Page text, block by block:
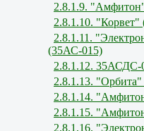
2.8.1.9.
2.8.1.10.
2.8.1.11.
(35АС-015)
2.8.1.12. 35АСДС-
2.8.1.13.
2.8.1.14.
2.8.1.15.
2.8.1.16.